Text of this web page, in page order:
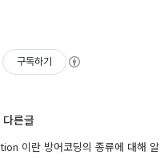
구독하기
른글
이란 방어코딩의 종류에 대해